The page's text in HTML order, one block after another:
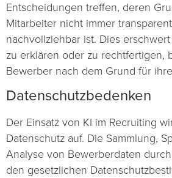
Entscheidungen treffen, deren
Mitarbeiter nicht immer
nachvollziehbar ist. Dies
zu erklären oder zu rechtfertigen,
Bewerber nach dem Grund für
Datenschutzbedenken
Der Einsatz von KI im Recruiting
Datenschutz auf. Die Sammlung,
Analyse von Bewerberdaten
den gesetzlichen